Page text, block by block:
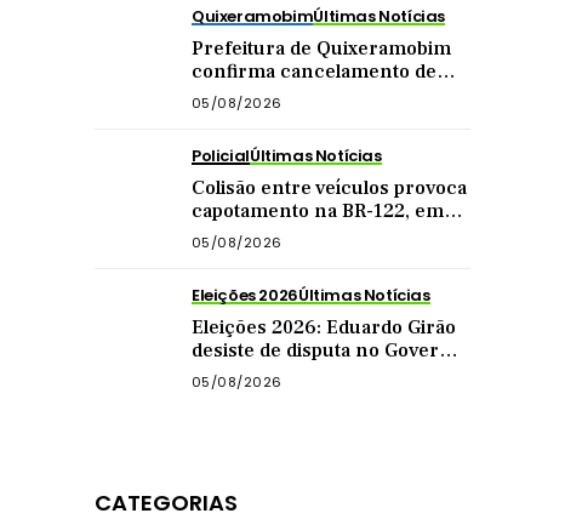
QuixeramobimÚltimas Notícias
Prefeitura de Quixeramobim
confirma cancelamento de
show da dupla Matheus &
Kauan
05/08/2026
PolicialÚltimas Notícias
Colisão entre veículos provoca
capotamento na BR-122, em
Quixadá
05/08/2026
Eleições 2026Últimas Notícias
Eleições 2026: Eduardo Girão
desiste de disputa no Governo
do Ceará e decide ser vice de
Zema
05/08/2026
CATEGORIAS